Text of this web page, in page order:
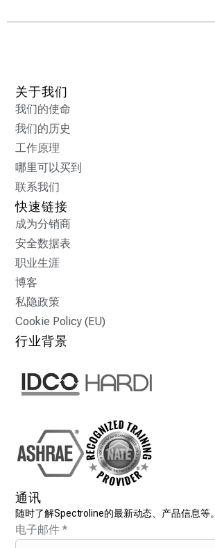
关于我们
我们的使命
我们的历史
工作原理
哪里可以买到
联系我们
快速链接
成为分销商
安全数据表
职业生涯
博客
私隐政策
Cookie Policy (EU)
行业背景
通讯
随时了解Spectroline的最新动态、产品信息等。
电子邮件*